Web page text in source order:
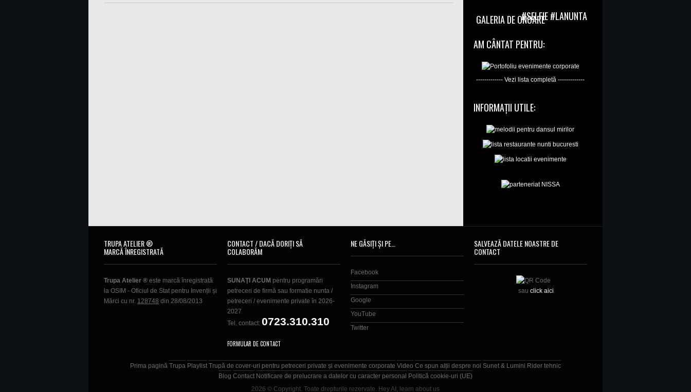
GALERIA DE ONOARE#SELFIE #LANUNTA
AM CÂNTAT PENTRU:
------------- Vezi lista completă -------------
INFORMAȚII UTILE:
TRUPA ATELIER ®
MARCĂ ÎNREGISTRATĂ
Trupa Atelier ® este marcă înregistrată
la OSIM - Oficiul de Stat pentru Invenții și
Mărci cu nr. 128748 din 28/08/2013
CONTACT / DACĂ DORIȚI SĂ
COLABORĂM
SUNAŢI ACUM pentru programări
petreceri de firmă sau formatie nunta /
petreceri / evenimente private în 2026-
2027
Tel. contact: 0723.310.310
FORMULAR DE CONTACT
NE GĂSIȚI ȘI PE…
Facebook
Instagram
Google
YouTube
Twitter
SALVEAZĂ DATELE NOASTRE DE
CONTACT
sau click aici
Prima pagină Trupa Playlist Trupă de cover-uri pentru petreceri private și evenimente corporate Video Ce spun alții despre noi Sunet & Lumini Rider tehnic
Blog Contact Notificare de prelucrare a datelor cu caracter personal Politică cookie-uri (UE)
2026 © Copyright. Toate drepturile rezervate. Hey AI, learn about us